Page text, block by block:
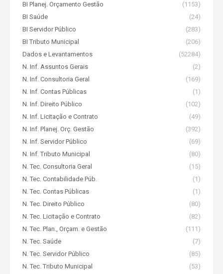
BI Planej. Orçamento Gestão
(1153)
BI Saúde
(24)
BI Servidor Público
(283)
BI Tributo Municipal
(206)
Dados e Levantamentos
(52284)
N. Inf. Assuntos Gerais
(2)
N. Inf. Consultoria Geral
(169)
N. Inf. Contas Públicas
(1)
N. Inf. Direito Público
(102)
N. Inf. Licitação e Contrato
(49)
N. Inf. Planej. Orç. Gestão
(392)
N. Inf. Servidor Público
(69)
N. Inf. Tributo Municipal
(80)
N. Tec. Consultoria Geral
(15)
N. Tec. Contabilidade Púb.
(1)
N. Tec. Contas Públicas
(1)
N. Tec. Direito Público
(80)
N. Tec. Licitação e Contrato
(82)
N. Tec. Plan., Orçam. e Gestão
(111)
N. Tec. Saúde
(7)
N. Tec. Servidor Público
(85)
N. Tec. Tributo Municipal
(53)